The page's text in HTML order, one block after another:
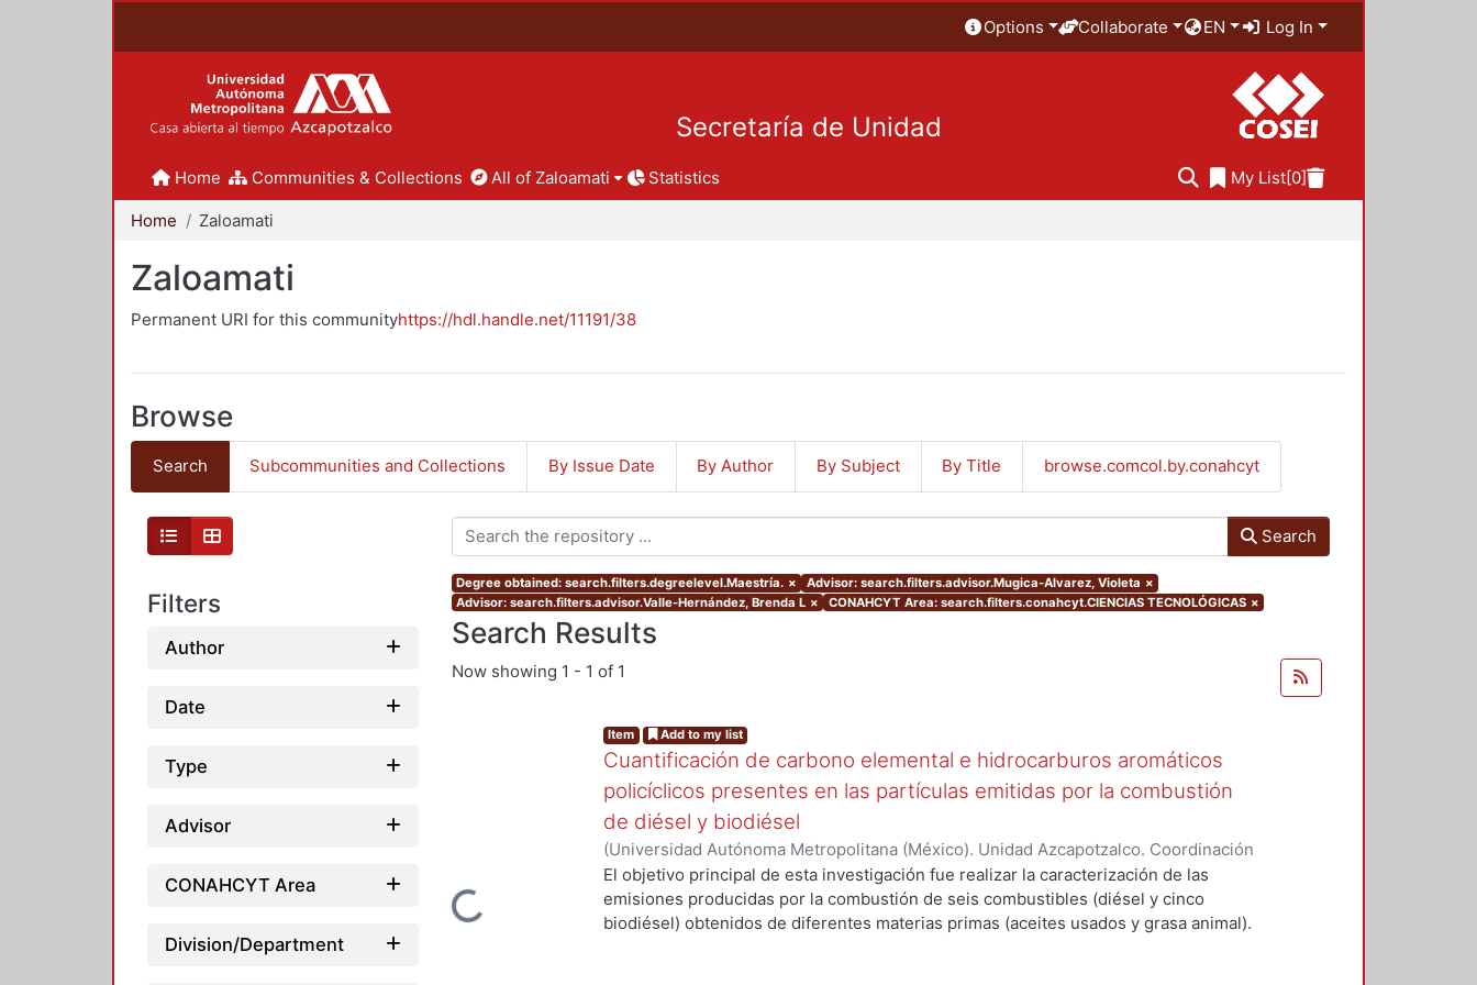
Options Collaborate EN Log In
Secretaría de Unidad
Home Communities & Collections All of Zaloamati Statistics My List[0]
Home Zaloamati
Zaloamati
Permanent URI for this communityhttps://hdl.handle.net/11191/38
Browse
Search Subcommunities and Collections By Issue Date By Author By Subject By Title browse.comcol.by.conahcyt
Filters
Author
Date
Type
Advisor
CONAHCYT Area
Division/Department
Search
Degree obtained: search.filters.degreelevel.Maestría. × Advisor: search.filters.advisor.Mugica-Alvarez, Violeta ×
Advisor: search.filters.advisor.Valle-Hernández, Brenda L × CONAHCYT Area: search.filters.conahcyt.CIENCIAS TECNOLÓGICAS ×
Search Results
Now showing 1 - 1 of 1
Loading...
Item Add to my list
Cuantificación de carbono elemental e hidrocarburos aromáticos
policíclicos presentes en las partículas emitidas por la combustión
de diésel y biodiésel
(Universidad Autónoma Metropolitana (México). Unidad Azcapotzalco. Coordinación
de Servicios de Información.,2019-06)Arteaga Del Angel, Samantha Suhail
El objetivo principal de esta investigación fue realizar la caracterización de las
emisiones producidas por la combustión de seis combustibles (diésel y cinco
biodiésel) obtenidos de diferentes materias primas (aceites usados y grasa animal).